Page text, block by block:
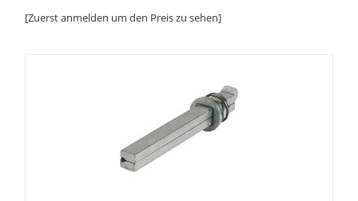
[Zuerst anmelden um den Preis zu sehen]